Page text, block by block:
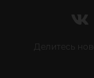
Делитесь